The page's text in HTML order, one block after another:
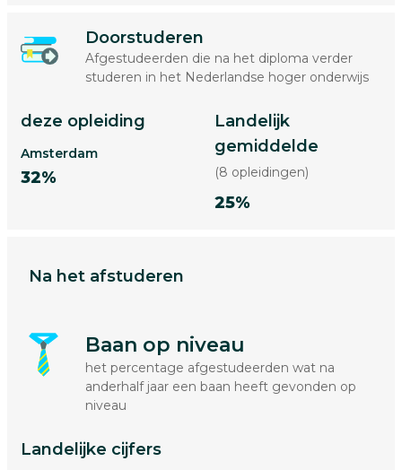
Doorstuderen
Afgestudeerden die na het diploma verder
studeren in het Nederlandse hoger onderwijs
deze opleiding
Amsterdam
32%
Landelijk
gemiddelde
(8 opleidingen)
25%
Na het afstuderen
Baan op niveau
het percentage afgestudeerden wat na
anderhalf jaar een baan heeft gevonden op
niveau
Landelijke cijfers